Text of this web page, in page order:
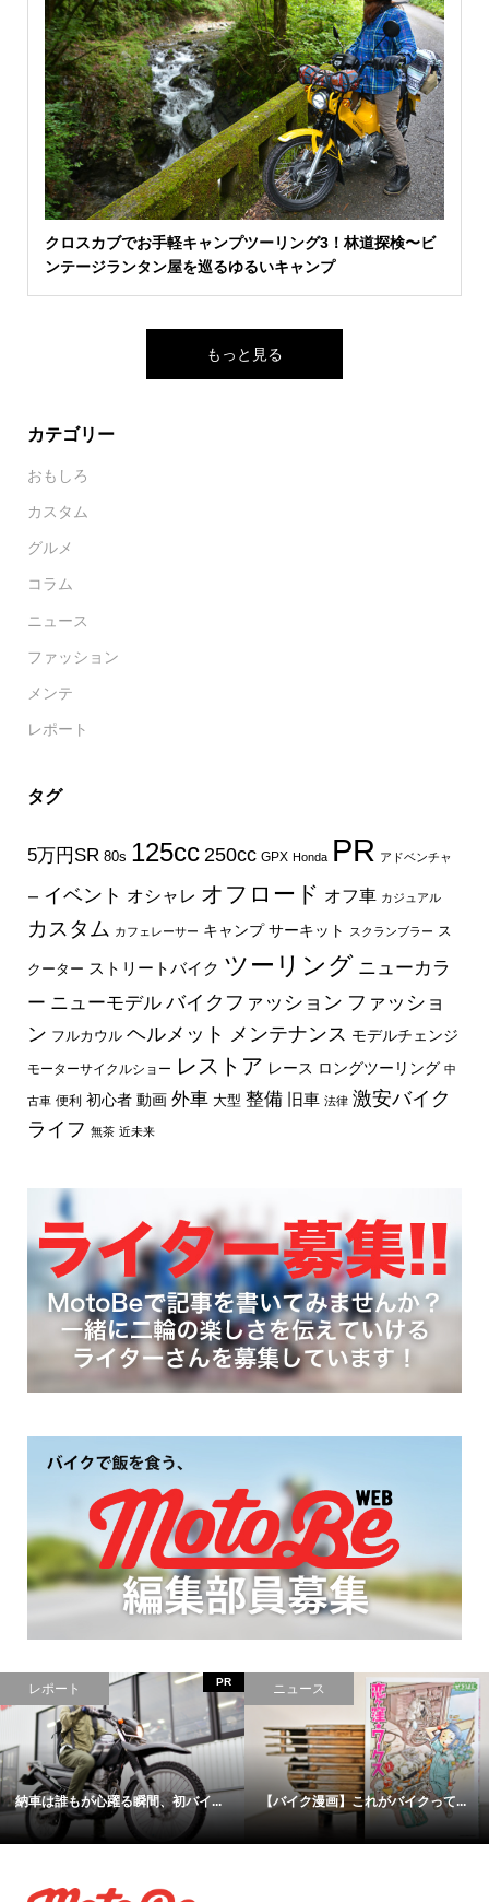
クロスカブでお手軽キャンプツーリング3！林道探検〜ビ
ンテージランタン屋を巡るゆるいキャンプ
もっと見る
カテゴリー
おもしろ
カスタム
グルメ
コラム
ニュース
ファッション
メンテ
レポート
タグ
5万円SR 80s 125cc 250cc GPX Honda PR アドベンチャ
ー イベント オシャレ オフロード オフ車 カジュアル
カスタム カフェレーサー キャンプ サーキット スクランブラー ス
クーター ストリートバイク ツーリング ニューカラ
ー ニューモデル バイクファッション ファッショ
ン フルカウル ヘルメット メンテナンス モデルチェンジ
モーターサイクルショー レストア レース ロングツーリング 中
古車 便利 初心者 動画 外車 大型 整備 旧車 法律 激安バイク
ライフ 無茶 近未来
レポート
納車は誰もが心躍る瞬間、初バイ...
PR ニュース
【バイク漫画】これがバイクって...